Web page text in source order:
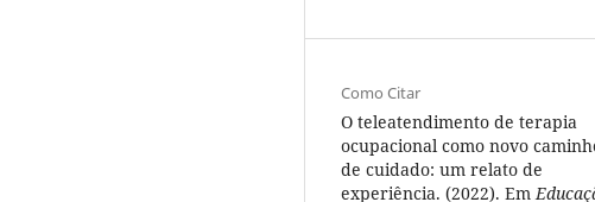
Como Citar
O teleatendimento de terapia
ocupacional como novo
de cuidado: um relato de
experiência. (2022). Em